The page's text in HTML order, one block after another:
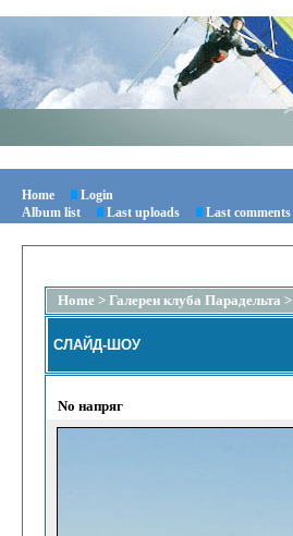
Home
Login
Album list
Last uploads Last comments
Home > Галереи клуба Парадельта >
СЛАЙД-ШОУ
No напряг